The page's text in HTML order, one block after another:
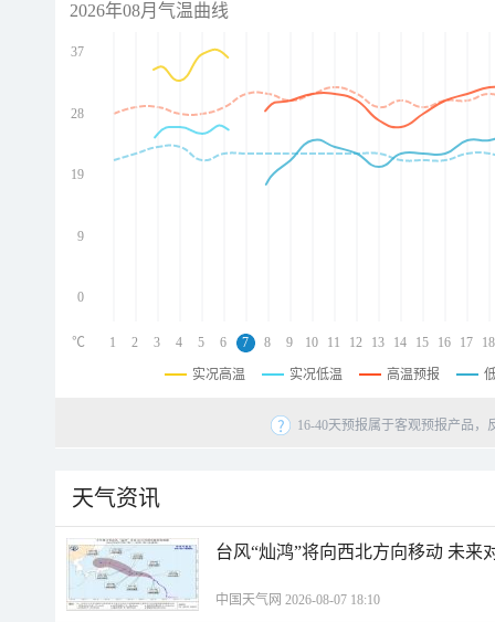
2026年08月气温曲线
37
28
19
9
0
1 2 3 4 5 6 7 8 9 10 11 12 13 14 15 16 17 18
℃
实况高温 实况低温 高温预报
16-40天预报属于客观预报产品
天气资讯
台风“灿鸿”将向西北方向移动 未来
中国天气网 2026-08-07 18:10